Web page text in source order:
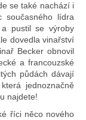
se také nachází i
současného lídra
pustil se výroby
dovedla vinařství
Becker obnovil
a francouzské
půdách dávají
jednoznačně
najdete!
říci něco nového